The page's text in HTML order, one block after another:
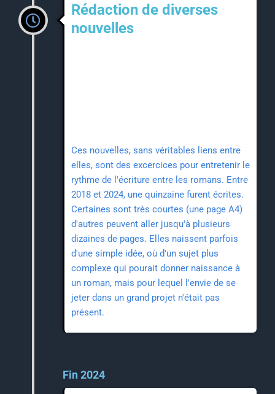
Rédaction de diverses
nouvelles
Ces nouvelles, sans véritables liens entre
elles, sont des excercices pour entretenir le
rythme de l'écriture entre les romans. Entre
2018 et 2024, une quinzaine furent écrites.
Certaines sont très courtes (une page A4)
d'autres peuvent aller jusqu'à plusieurs
dizaines de pages. Elles naissent parfois
d'une simple idée, où d'un sujet plus
complexe qui pourait donner naissance à
un roman, mais pour lequel l'envie de se
jeter dans un grand projet n'était pas
présent.
Fin 2024